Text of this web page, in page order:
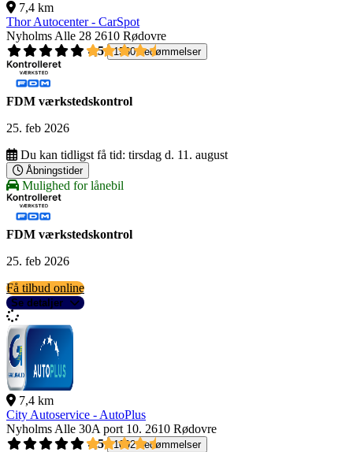
7,4 km
Thor Autocenter - CarSpot
Nyholms Alle 28 2610 Rødovre
4,5
1560 bedømmelser
FDM værkstedskontrol
25. feb 2026
Du kan tidligst få tid: tirsdag d. 11. august
Åbningstider
Mulighed for lånebil
FDM værkstedskontrol
25. feb 2026
Få tilbud online
Se detaljer
7,4 km
City Autoservice - AutoPlus
Nyholms Alle 30A port 10. 2610 Rødovre
4,5
1092 bedømmelser